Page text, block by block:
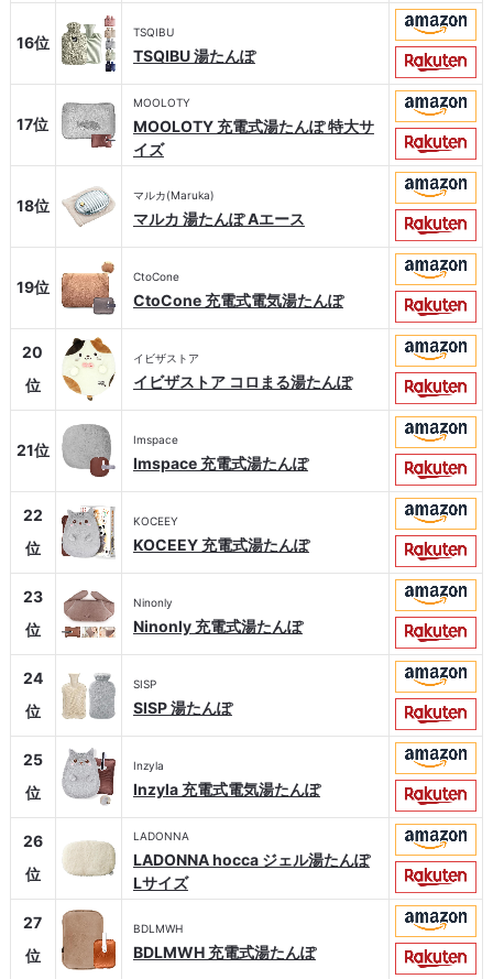
16位
TSQIBU
TSQIBU 湯たんぽ
17位
MOOLOTY
MOOLOTY 充電式湯たんぽ 特大サ
イズ
18位
マルカ(Maruka)
マルカ 湯たんぽ Aエース
19位
CtoCone
CtoCone 充電式電気湯たんぽ
20
位
イビザストア
イビザストア コロまる湯たんぽ
21位
Imspace
Imspace 充電式湯たんぽ
22
位
KOCEEY
KOCEEY 充電式湯たんぽ
23
位
Ninonly
Ninonly 充電式湯たんぽ
24
位
SISP
SISP 湯たんぽ
25
位
Inzyla
Inzyla 充電式電気湯たんぽ
26
位
LADONNA
LADONNA hocca ジェル湯たんぽ
Lサイズ
27
位
BDLMWH
BDLMWH 充電式湯たんぽ